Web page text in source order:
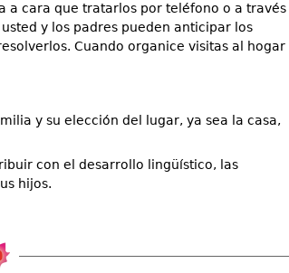
a cara que tratarlos por teléfono o a través
y los padres pueden anticipar los
Cuando organice visitas al hogar
y su elección del lugar, ya sea la casa,
con el desarrollo lingüístico, las
hijos.